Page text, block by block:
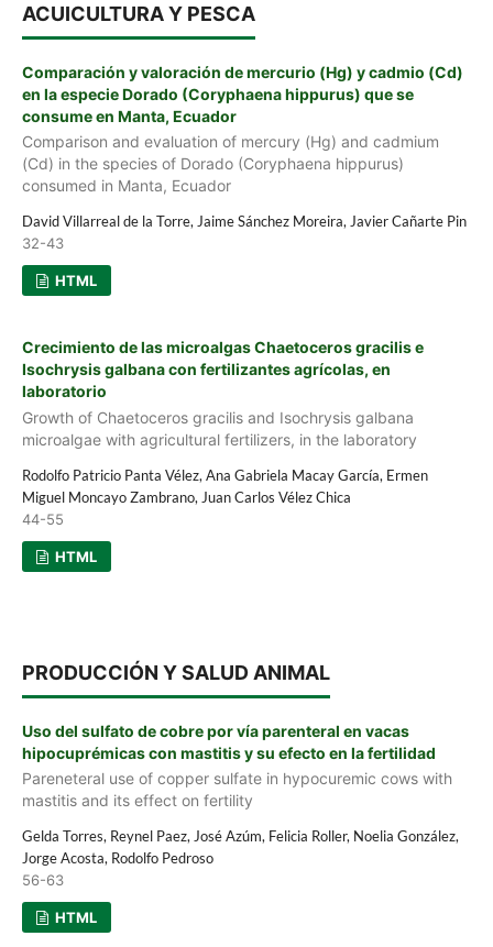
ACUICULTURA Y PESCA
Comparación y valoración de mercurio (Hg) y cadmio (Cd)
en la especie Dorado (Coryphaena hippurus) que se
consume en Manta, Ecuador
Comparison and evaluation of mercury (Hg) and cadmium
(Cd) in the species of Dorado (Coryphaena hippurus)
consumed in Manta, Ecuador
David Villarreal de la Torre, Jaime Sánchez Moreira, Javier Cañarte Pin
32-43
HTML
Crecimiento de las microalgas Chaetoceros gracilis e
Isochrysis galbana con fertilizantes agrícolas, en
laboratorio
Growth of Chaetoceros gracilis and Isochrysis galbana
microalgae with agricultural fertilizers, in the laboratory
Rodolfo Patricio Panta Vélez, Ana Gabriela Macay García, Ermen
Miguel Moncayo Zambrano, Juan Carlos Vélez Chica
44-55
HTML
PRODUCCIÓN Y SALUD ANIMAL
Uso del sulfato de cobre por vía parenteral en vacas
hipocuprémicas con mastitis y su efecto en la fertilidad
Pareneteral use of copper sulfate in hypocuremic cows with
mastitis and its effect on fertility
Gelda Torres, Reynel Paez, José Azúm, Felicia Roller, Noelia González,
Jorge Acosta, Rodolfo Pedroso
56-63
HTML